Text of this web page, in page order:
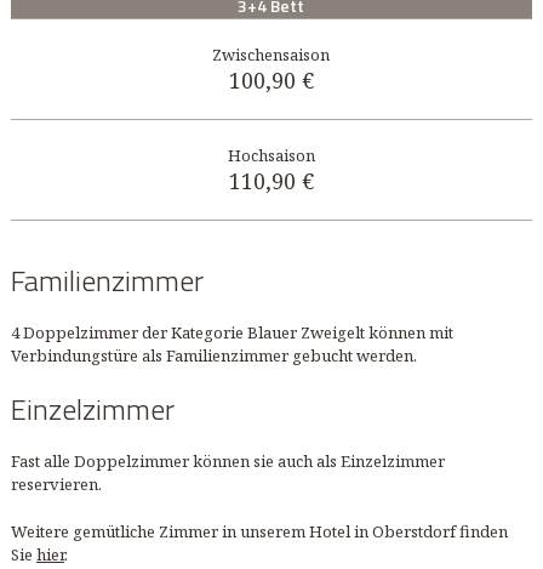
3+4 Bett
100,90 €
110,90 €
Familienzimmer
4 Doppelzimmer der Kategorie Blauer Zweigelt können mit
Verbindungstüre als Familienzimmer gebucht werden.
Einzelzimmer
Fast alle Doppelzimmer können sie auch als Einzelzimmer
reservieren.
Weitere gemütliche Zimmer in unserem Hotel in Oberstdorf finden
Sie hier.